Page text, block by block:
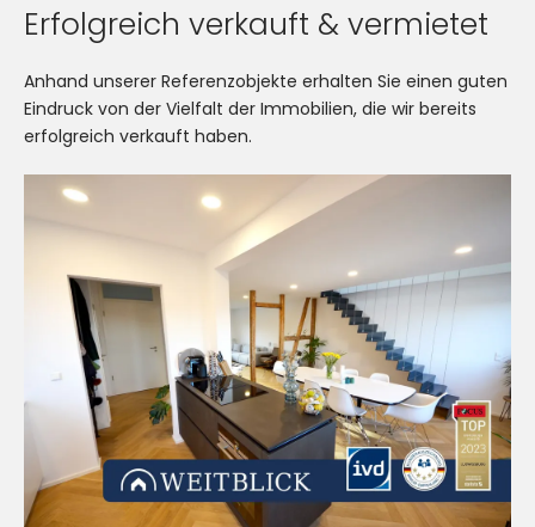
Erfolgreich verkauft & vermietet
Anhand unserer Referenzobjekte erhalten Sie einen guten
Eindruck von der Vielfalt der Immobilien, die wir bereits
erfolgreich verkauft haben.